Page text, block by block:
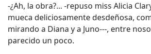
-¿Ah, la obra?... -repuso miss Alicia
mueca deliciosamente desdeñosa,
mirando a Diana y a Juno---, entre
parecido un poco.